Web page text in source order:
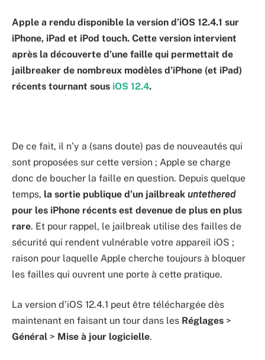
Apple a rendu disponible la version d’iOS 12.4.1 sur
iPhone, iPad et iPod touch. Cette version intervient
après la découverte d’une faille qui permettait de
jailbreaker de nombreux modèles d’iPhone (et iPad)
récents tournant sous iOS 12.4.
De ce fait, il n’y a (sans doute) pas de nouveautés qui
sont proposées sur cette version ; Apple se charge
donc de boucher la faille en question. Depuis quelque
temps, la sortie publique d’un jailbreak untethered
pour les iPhone récents est devenue de plus en plus
rare. Et pour rappel, le jailbreak utilise des failles de
sécurité qui rendent vulnérable votre appareil iOS ;
raison pour laquelle Apple cherche toujours à bloquer
les failles qui ouvrent une porte à cette pratique.
La version d’iOS 12.4.1 peut être téléchargée dès
maintenant en faisant un tour dans les Réglages >
Général > Mise à jour logicielle.